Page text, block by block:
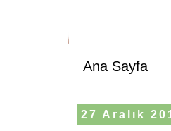
Ana Sayfa
27 Aralık